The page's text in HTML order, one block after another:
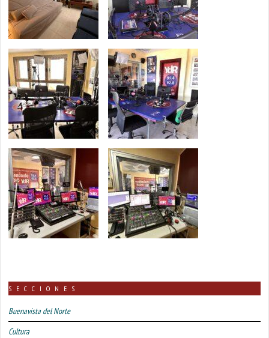
SECCIONES
Buenavista del Norte
Cultura